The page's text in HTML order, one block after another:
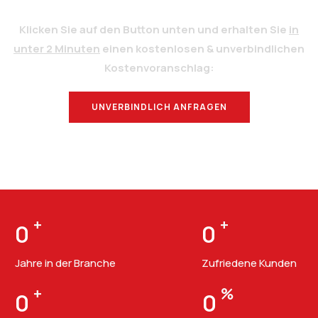
Klicken Sie auf den Button unten und erhalten Sie in
unter 2 Minuten einen kostenlosen & unverbindlichen
Kostenvoranschlag:
UNVERBINDLICH ANFRAGEN
0 +
Jahre in der Branche
0 +
Zufriedene Kunden
0 + 0 %